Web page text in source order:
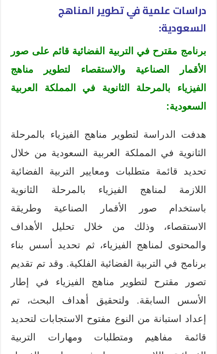
دراسات علمية في تطوير المناهج
السعودية:
برنامج مقترح في التربية الفضائية قائم على صور
الأقمار الصناعية والاستقصاء لتطوير مناهج
الفيزياء بالمرحلة الثانوية في المملكة العربية
السعودية:
هدفت الدراسة لتطوير مناهج الفيزياء بالمرحلة
الثانوية في المملكة العربية السعودية من خلال
تحديد قائمة متطلبات ومعايير التربية الفضائية
اللازمة لمناهج الفيزياء بالمرحلة الثانوية
باستخدام صور الأقمار الصناعية وطريقة
الاستقصاء، وذلك من خلال تحليل الأهداف
والمحتوى لمناهج الفيزياء، ثم تحديد أسس بناء
برنامج في التربية الفضائية الفلكية. وقد تم تقديم
تصور مقترح لتطوير مناهج الفيزياء في إطار
الأسس السابقة. ولتحقيق أهداف البحث، تم
إعداد استبانة من النوع مفتوح الاستجابات لتحديد
قائمة مفاهيم ومتطلبات ومهارات التربية